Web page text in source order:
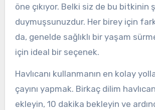
öne çıkıyor. Belki siz de bu bitkinin
duymuşsunuzdur. Her birey için
da, genelde sağlıklı bir yaşam
için ideal bir seçenek.
Havlıcanı kullanmanın en kolay
çayını yapmak. Birkaç dilim
ekleyin, 10 dakika bekleyin ve